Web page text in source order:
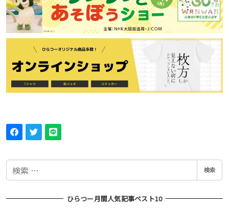
検
検索
ひらつー月間人気記事ベスト10